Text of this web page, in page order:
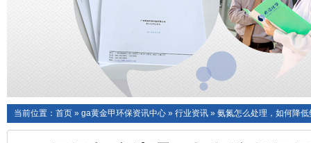
当前位置： 首页 » ga黄金甲环保资讯中心 » 行业资讯 » 氨氮怎么处理，如何降